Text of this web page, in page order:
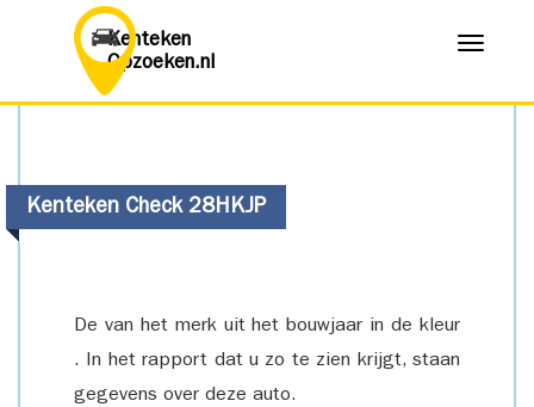
Kenteken
Opzoeken.nl
Menu
Kenteken Check 28HKJP
De van het merk uit het bouwjaar in de kleur
. In het rapport dat u zo te zien krijgt, staan
gegevens over deze auto.